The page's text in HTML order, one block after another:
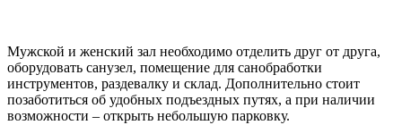
Мужской и женский зал необходимо отделить друг от друга,
оборудовать санузел, помещение для санобработки
инструментов, раздевалку и склад. Дополнительно стоит
позаботиться об удобных подъездных путях, а при наличии
возможности – открыть небольшую парковку.